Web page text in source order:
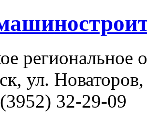
региональное
ул.
32-29-09